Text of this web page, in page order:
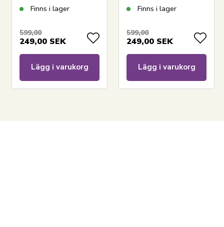
Klassiska gröna
Finns i lager
599,00
249,00 SEK
Lägg i varukorg
Klassiska ljusgrå
Finns i lager
599,00
249,00 SEK
Lägg i varukorg